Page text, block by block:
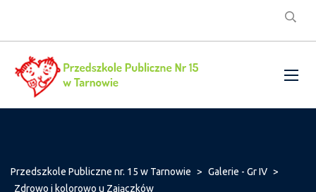
Przedszkole Publiczne nr. 15 w Tarnowie > Galerie - Gr IV >
Zdrowo i kolorowo u Zajączków